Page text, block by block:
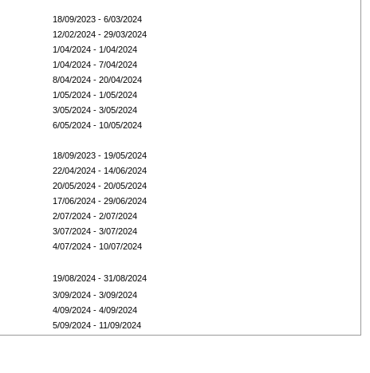
18/09/2023 - 6/03/2024
12/02/2024 - 29/03/2024
1/04/2024 - 1/04/2024
1/04/2024 - 7/04/2024
8/04/2024 - 20/04/2024
1/05/2024 - 1/05/2024
3/05/2024 - 3/05/2024
6/05/2024 - 10/05/2024
18/09/2023 - 19/05/2024
22/04/2024 - 14/06/2024
20/05/2024 - 20/05/2024
17/06/2024 - 29/06/2024
2/07/2024 - 2/07/2024
3/07/2024 - 3/07/2024
4/07/2024 - 10/07/2024
19/08/2024 - 31/08/2024
3/09/2024 - 3/09/2024
4/09/2024 - 4/09/2024
5/09/2024 - 11/09/2024